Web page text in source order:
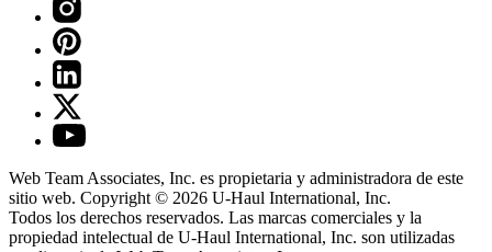
Web Team Associates, Inc. es propietaria y administradora de este
sitio web. Copyright © 2026 U-Haul International, Inc.
Todos los derechos reservados. Las marcas comerciales y la
propiedad intelectual de U-Haul International, Inc. son utilizadas